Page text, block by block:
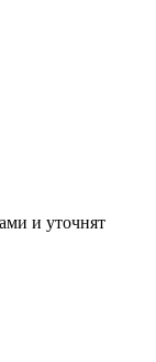
и уточнят